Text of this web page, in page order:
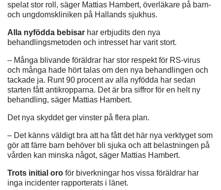
spelat stor roll, säger Mattias Hambert, överläkare på barn-
och ungdomskliniken på Hallands sjukhus.
Alla nyfödda bebisar har erbjudits den nya
behandlingsmetoden och intresset har varit stort.
– Många blivande föräldrar har stor respekt för RS-virus
och många hade hört talas om den nya behandlingen och
tackade ja. Runt 90 procent av alla nyfödda har sedan
starten fått antikropparna. Det är bra siffror för en helt ny
behandling, säger Mattias Hambert.
Det nya skyddet ger vinster på flera plan.
– Det känns väldigt bra att ha fått det här nya verktyget som
gör att färre barn behöver bli sjuka och att belastningen på
vården kan minska något, säger Mattias Hambert.
Trots initial oro för biverkningar hos vissa föräldrar har
inga incidenter rapporterats i länet.